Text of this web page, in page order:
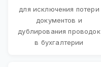
для исключения потери
документов и
дублирования проводок
в бухгалтерии